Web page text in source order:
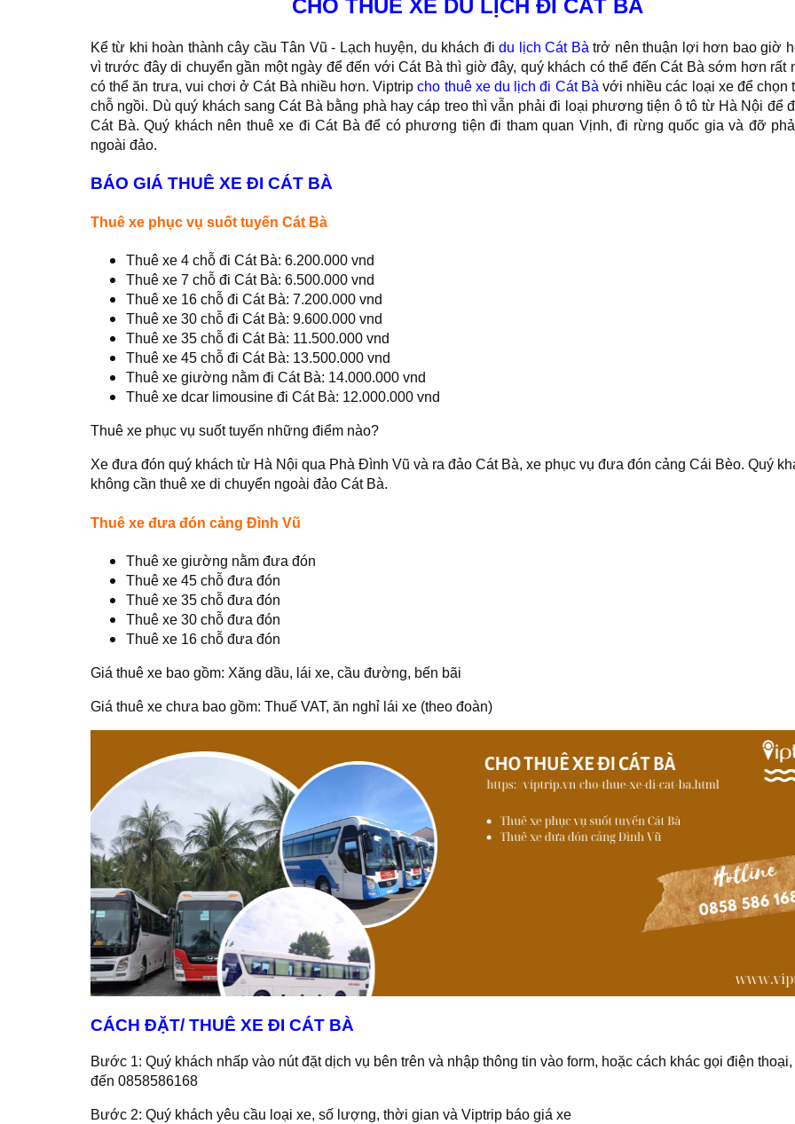
CHO THUÊ XE DU LỊCH ĐI CÁT BÀ
Kể từ khi hoàn thành cây cầu Tân Vũ - Lạch huyện, du khách đidu lịch Cát Bà trở nên thuận lợi hơn bao giờ
vì trước đây di chuyển gần một ngày để đến với Cát Bà thì giờ đây, quý khách có thể đến Cát Bà sớm hơn rất
có thể ăn trưa, vui chơi ở Cát Bà nhiều hơn. Viptripcho thuê xe du lịch đi Cát Bà với nhiều các loại xe để chọn
chỗ ngồi. Dù quý khách sang Cát Bà bằng phà hay cáp treo thì vẫn phải đi loại phương tiện ô tô từ Hà Nội để
Cát Bà. Quý khách nên thuê xe đi Cát Bà để có phương tiện đi tham quan Vịnh, đi rừng quốc gia và đỡ
ngoài đảo.
BÁO GIÁ THUÊ XE ĐI CÁT BÀ
Thuê xe phục vụ suốt tuyến Cát Bà
Thuê xe 4 chỗ đi Cát Bà: 6.200.000 vnd
Thuê xe 7 chỗ đi Cát Bà: 6.500.000 vnd
Thuê xe 16 chỗ đi Cát Bà: 7.200.000 vnd
Thuê xe 30 chỗ đi Cát Bà: 9.600.000 vnd
Thuê xe 35 chỗ đi Cát Bà: 11.500.000 vnd
Thuê xe 45 chỗ đi Cát Bà: 13.500.000 vnd
Thuê xe giường nằm đi Cát Bà: 14.000.000 vnd
Thuê xe dcar limousine đi Cát Bà: 12.000.000 vnd
Thuê xe phục vụ suốt tuyến những điểm nào?
Xe đưa đón quý khách từ Hà Nội qua Phà Đình Vũ và ra đảo Cát Bà, xe phục vụ đưa đón cảng Cái Bèo. Quý
không cần thuê xe di chuyển ngoài đảo Cát Bà.
Thuê xe đưa đón cảng Đình Vũ
Thuê xe giường nằm đưa đón
Thuê xe 45 chỗ đưa đón
Thuê xe 35 chỗ đưa đón
Thuê xe 30 chỗ đưa đón
Thuê xe 16 chỗ đưa đón
Giá thuê xe bao gồm: Xăng dầu, lái xe, cầu đường, bến bãi
Giá thuê xe chưa bao gồm: Thuế VAT, ăn nghỉ lái xe (theo đoàn)
CÁCH ĐẶT/ THUÊ XE ĐI CÁT BÀ
Bước 1: Quý khách nhấp vào nút đặt dịch vụ bên trên và nhập thông tin vào form, hoặc cách khác gọi điện
đến 0858586168
Bước 2: Quý khách yêu cầu loại xe, số lượng, thời gian và Viptrip báo giá xe